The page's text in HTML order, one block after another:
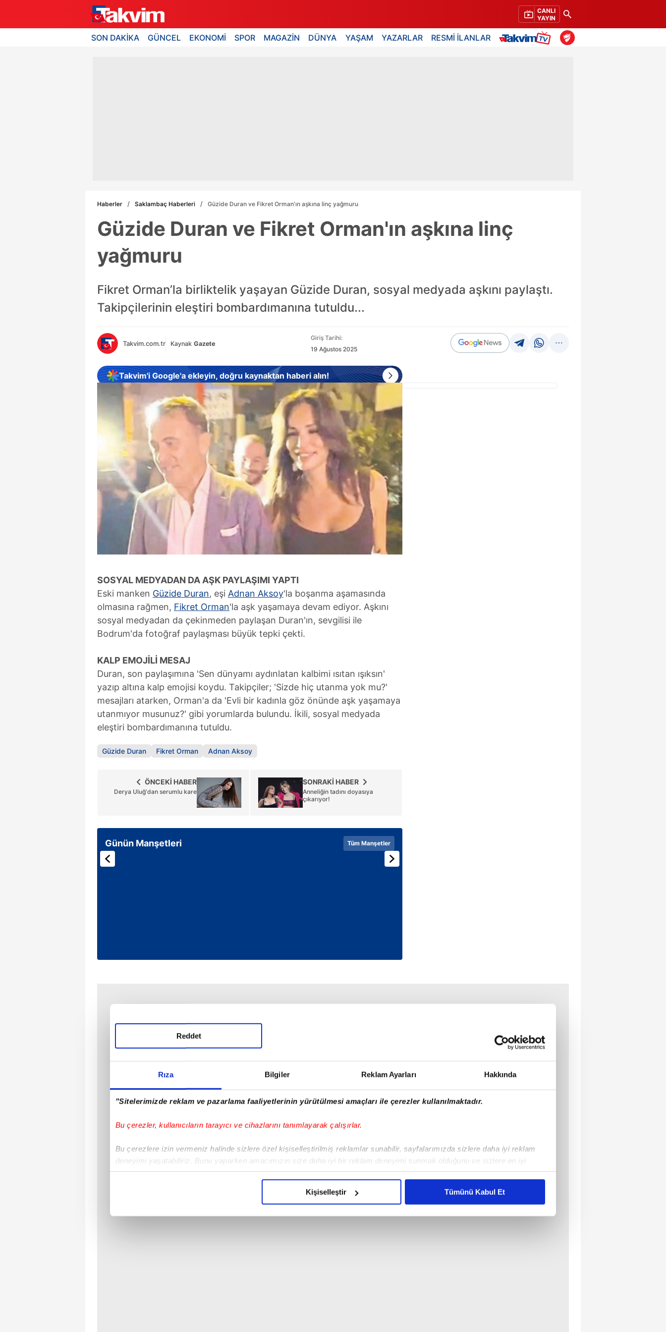
Rıza Bilgiler Reklam Ayarları Hakkında
"Sitelerimizde reklam ve pazarlama faaliyetlerinin yürütülmesi amaçları ile çerezler kullanılmaktadır.
Bu çerezler, kullanıcıların tarayıcı ve cihazlarını tanımlayarak çalışırlar.
Bu çerezlere izin vermeniz halinde sizlere özel kişiselleştirilmiş reklamlar sunabilir, sayfalarımızda sizlere daha iyi reklam
deneyimi yaşatabiliriz. Bunu yaparken amacımızın size daha iyi bir reklam deneyimi sunmak olduğunu ve sizlere en iyi
içerikleri sunabilmek adına elimizden gelen çabayı gösterdiğimizi ve bu noktada, reklamların maliyetlerimizi karşılamak
Reddet
Kişiselleştir Tümünü Kabul Et
CANLI
YAYIN
SON DAKİKA GÜNCEL EKONOMİ SPOR MAGAZİN DÜNYA YAŞAM YAZARLAR RESMİ İLANLAR
Haberler Saklambaç Haberleri Güzide Duran ve Fikret Orman'ın aşkına linç yağmuru
Güzide Duran ve Fikret Orman'ın aşkına linç
yağmuru
Fikret Orman’la birliktelik yaşayan Güzide Duran, sosyal medyada aşkını paylaştı.
Takipçilerinin eleştiri bombardımanına tutuldu...
Takvim.com.tr Kaynak Gazete
Giriş Tarihi:
19 Ağustos 2025
Takvim'i Google'a ekleyin, doğru kaynaktan haberi alın!
SOSYAL MEDYADAN DA AŞK PAYLAŞIMI YAPTI
Eski manken Güzide Duran, eşi Adnan Aksoy'la boşanma aşamasında
olmasına rağmen, Fikret Orman'la aşk yaşamaya devam ediyor. Aşkını
sosyal medyadan da çekinmeden paylaşan Duran'ın, sevgilisi ile
Bodrum'da fotoğraf paylaşması büyük tepki çekti.
KALP EMOJİLİ MESAJ
Duran, son paylaşımına 'Sen dünyamı aydınlatan kalbimi ısıtan ışıksın'
yazıp altına kalp emojisi koydu. Takipçiler; 'Sizde hiç utanma yok mu?'
mesajları atarken, Orman'a da 'Evli bir kadınla göz önünde aşk yaşamaya
utanmıyor musunuz?' gibi yorumlarda bulundu. İkili, sosyal medyada
eleştiri bombardımanına tutuldu.
Güzide Duran Fikret Orman Adnan Aksoy
SONRAKİ HABER
Anneliğin tadını doyasıya
çıkarıyor!
ÖNCEKİ HABER
Derya Uluğ'dan serumlu kare
Günün Manşetleri Tüm Manşetler